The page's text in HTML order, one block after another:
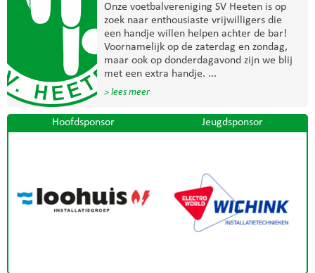
Onze voetbalvereniging SV Heeten is op
zoek naar enthousiaste vrijwilligers die
een handje willen helpen achter de bar!
Voornamelijk op de zaterdag en zondag,
maar ook op donderdagavond zijn we blij
met een extra handje. ...
> lees meer
Hoofdsponsor Jeugdsponsor